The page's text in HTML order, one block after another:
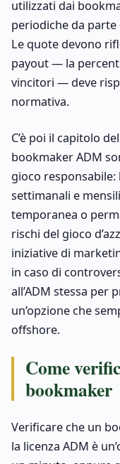
utilizzati dai
periodiche da
Le quote devono
payout — la
vincitori — deve
normativa.
C’è poi il capitolo
bookmaker ADM
gioco
settimanali e
temporanea o
rischi del gioco
iniziative di
in caso di
all’ADM stessa per
un’opzione che
offshore.
Come
bookmaker
Verificare che un
la licenza ADM è